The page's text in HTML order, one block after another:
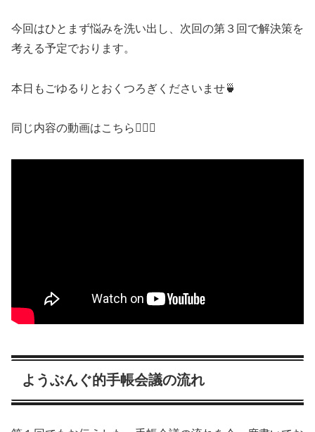
今回はひとまず悩みを洗い出し、次回の第３回で解決策を
考える予定でおります。
本日もごゆるりとおくつろぎくださいませ🍵
同じ内容の動画はこちら💁🏻‍♀️
ようぶんぐ的手帳会議の流れ